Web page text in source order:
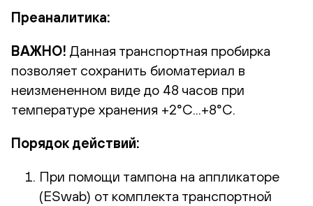
Преаналитика:
ВАЖНО! Данная транспортная пробирка
позволяет сохранить биоматериал в
неизмененном виде до 48 часов при
температуре хранения +2°С...+8°С.
Порядок действий:
При помощи тампона на аппликаторе
(ESwab) от комплекта транспортной